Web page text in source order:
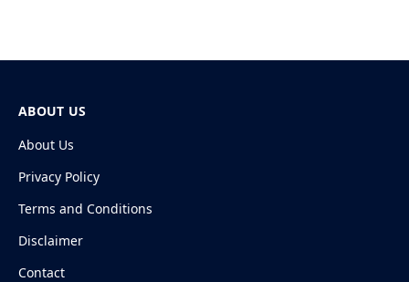
ABOUT US
About Us
Privacy Policy
Terms and Conditions
Disclaimer
Contact